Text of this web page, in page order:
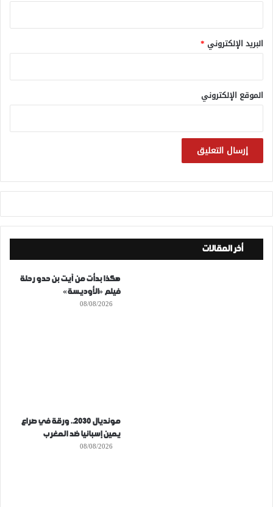
البريد الإلكتروني *
الموقع الإلكتروني
أخر المقالات
هكذا بدأت من آيت بن حدو رحلة
فيلم «الأوديسة»
08/08/2026
مونديال 2030.. ورقة في صراع
يمين إسبانيا ضد المغرب
08/08/2026